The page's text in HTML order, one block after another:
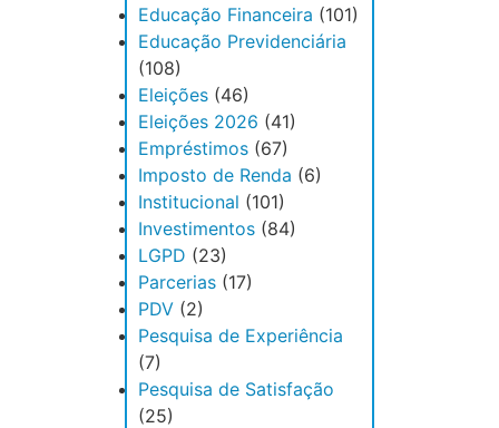
Educação Financeira (101)
Educação Previdenciária
(108)
Eleições (46)
Eleições 2026 (41)
Empréstimos (67)
Imposto de Renda (6)
Institucional (101)
Investimentos (84)
LGPD (23)
Parcerias (17)
PDV (2)
Pesquisa de Experiência
(7)
Pesquisa de Satisfação
(25)